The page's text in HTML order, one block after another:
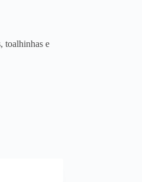
toalhinhas e